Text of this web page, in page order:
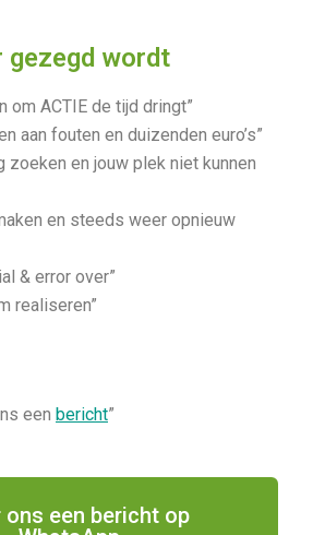
gezegd wordt
om ACTIE de tijd dringt”
aan fouten en duizenden euro’s”
zoeken en jouw plek niet kunnen
en steeds weer opnieuw
& error over”
realiseren”
een bericht”
ons een bericht op